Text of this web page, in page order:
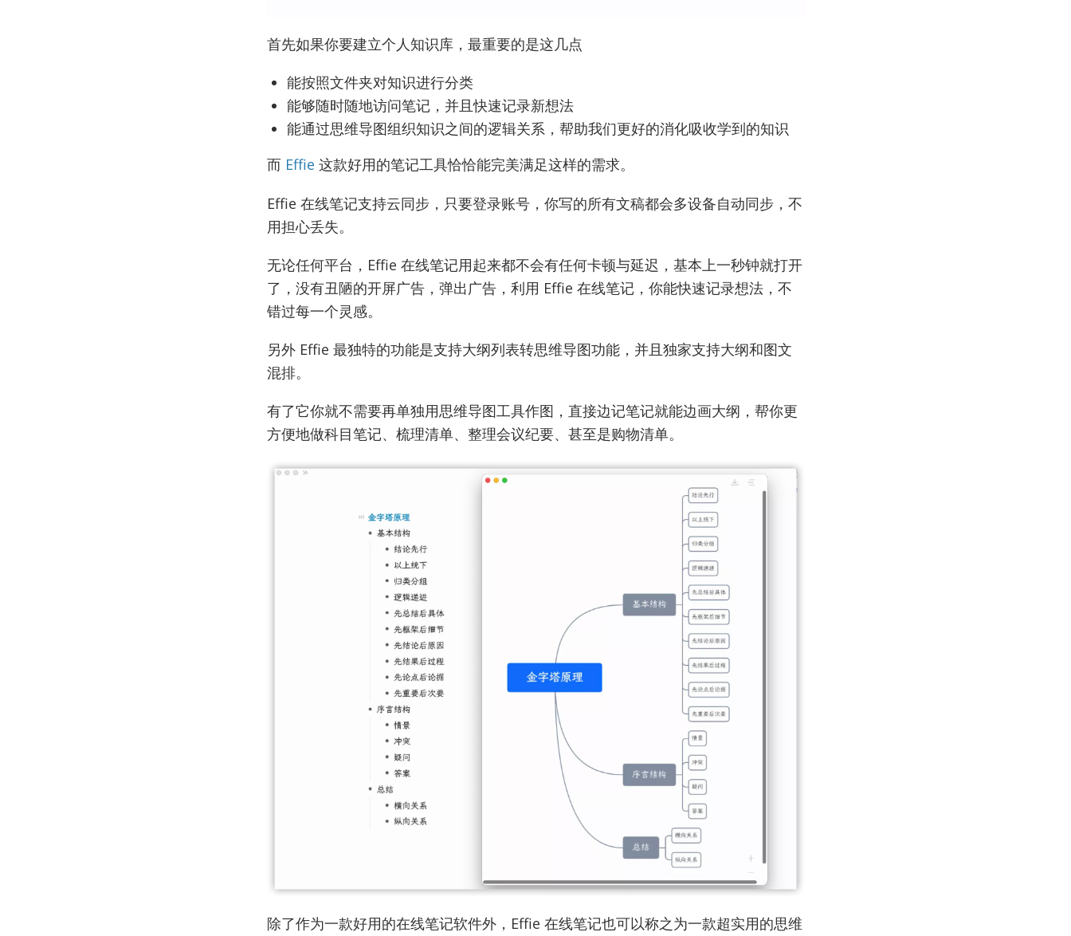
首先如果你要建立个人知识库，最重要的是这几点
能按照文件夹对知识进行分类
能够随时随地访问笔记，并且快速记录新想法
能通过思维导图组织知识之间的逻辑关系，帮助我们更好的消化吸收学到的知识
而 Effie 这款好用的笔记工具恰恰能完美满足这样的需求。
Effie 在线笔记支持云同步，只要登录账号，你写的所有文稿都会多设备自动同步，不
用担心丢失。
无论任何平台，Effie 在线笔记用起来都不会有任何卡顿与延迟，基本上一秒钟就打开
了，没有丑陋的开屏广告，弹出广告，利用 Effie 在线笔记，你能快速记录想法，不
错过每一个灵感。
另外 Effie 最独特的功能是支持大纲列表转思维导图功能，并且独家支持大纲和图文
混排。
有了它你就不需要再单独用思维导图工具作图，直接边记笔记就能边画大纲，帮你更
方便地做科目笔记、梳理清单、整理会议纪要、甚至是购物清单。
除了作为一款好用的在线笔记软件外，Effie 在线笔记也可以称之为一款超实用的思维